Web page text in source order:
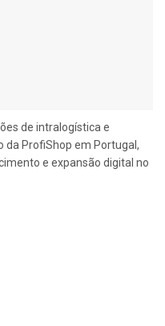
de intralogística e
da ProfiShop em Portugal,
e expansão digital no